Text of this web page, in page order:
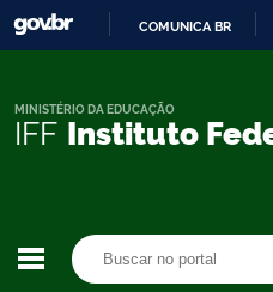
COMUNICA BR
IFF Instituto
MINISTÉRIO DA EDUCAÇÃO